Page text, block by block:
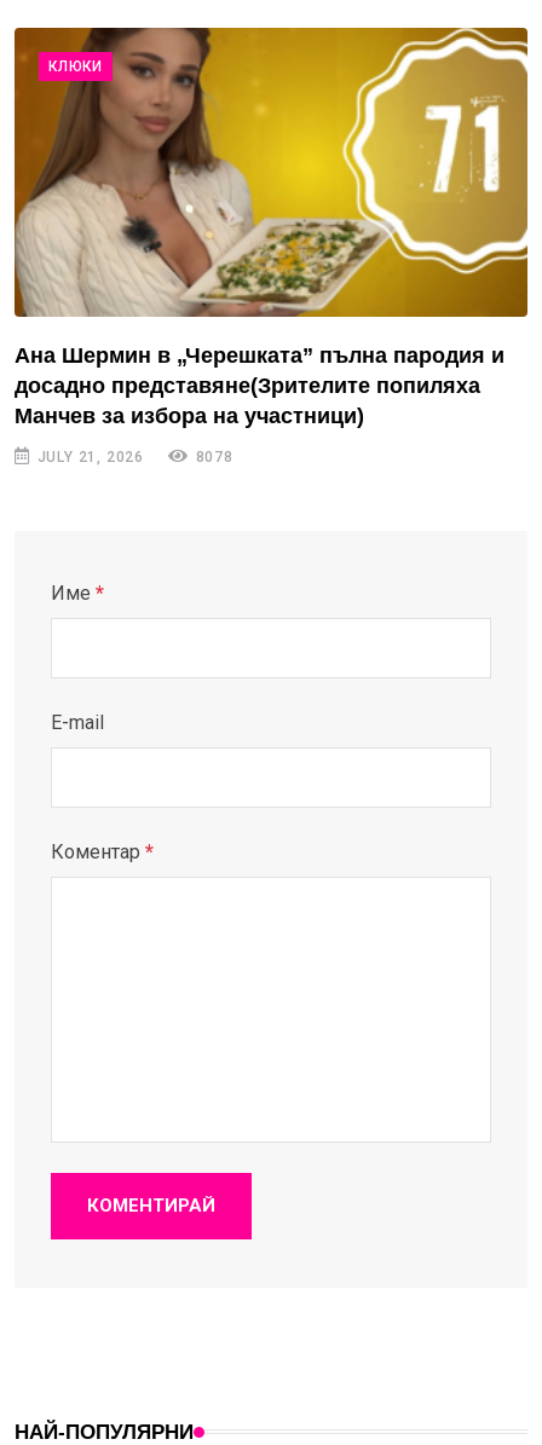
КЛЮКИ
Ана Шермин в „Черешката” пълна пародия и
досадно представяне(Зрителите попиляха
Манчев за избора на участници)
JULY 21, 2026 8078
Име *
E-mail
Коментар *
КОМЕНТИРАЙ
НАЙ-ПОПУЛЯРНИ